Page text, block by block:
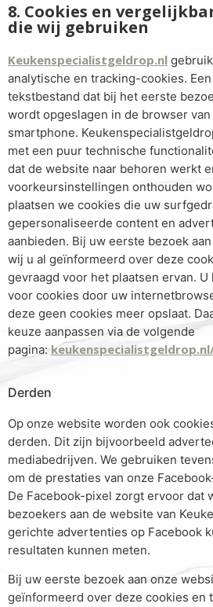
8. Cookies en
die wij gebruiken
Keukenspecialistgeldrop.nl
analytische en tracking-cookies.
tekstbestand dat bij het eerste
wordt opgeslagen in de browser
smartphone.
met een puur technische
dat de website naar behoren werkt
voorkeursinstellingen onthouden
plaatsen we cookies die uw
gepersonaliseerde content en
aanbieden. Bij uw eerste bezoek
wij u al geïnformeerd over deze
gevraagd voor het plaatsen ervan.
voor cookies door uw
deze geen cookies meer opslaat.
keuze aanpassen via de volgende
pagina:
Derden
Op onze website worden ook
derden. Dit zijn bijvoorbeeld
mediabedrijven. We gebruiken
om de prestaties van onze
De Facebook-pixel zorgt ervoor dat
bezoekers aan de website van
gerichte advertenties op Facebook
resultaten kunnen meten.
Bij uw eerste bezoek aan onze
geïnformeerd over deze cookies en